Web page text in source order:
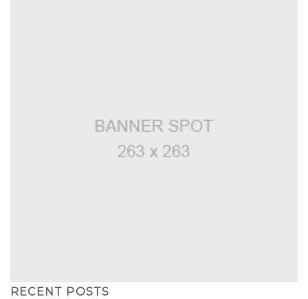
RECENT POSTS